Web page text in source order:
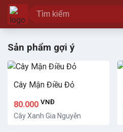
Sản phẩm gợi ý
Cây Mận Điều Đỏ
80.000 VNĐ
Cây Xanh Gia Nguyễn